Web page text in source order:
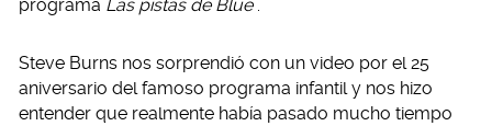
programa Las pistas de Blue .
Steve Burns nos sorprendió con un video por el 25
aniversario del famoso programa infantil y nos hizo
entender que realmente había pasado mucho tiempo